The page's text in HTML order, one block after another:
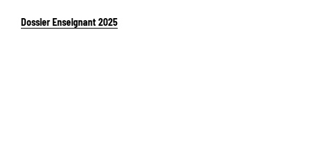
Dossier Enseignant 2025